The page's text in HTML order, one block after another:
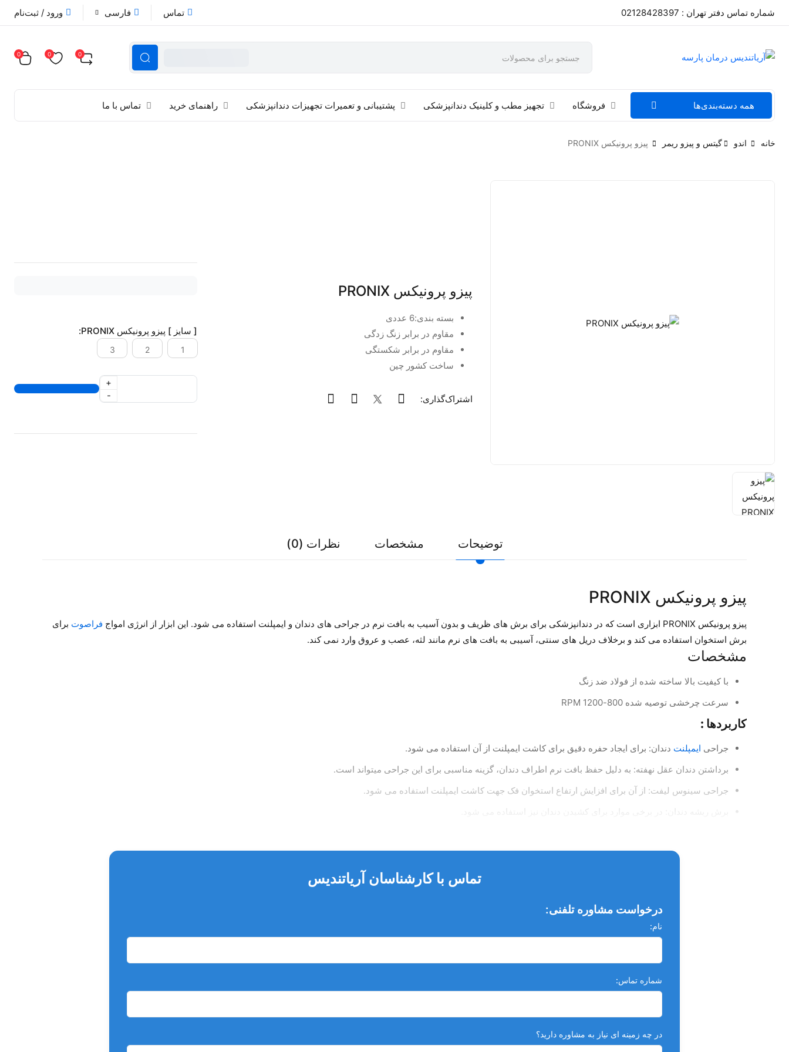
شماره تماس دفتر تهران : 02128428397 تماس فارسی ورود / ثبت‌نام
0
0
0
همه دسته‌بندی‌ها فروشگاه تجهیز مطب و کلینیک دندانپزشکی پشتیبانی و تعمیرات تجهیزات دندانپزشکی راهنمای خرید تماس با ما
خانه اندو گیتس و پیزو ریمر پیزو پرونیکس PRONIX
پیزو پرونیکس PRONIX
بسته بندی:6 عددی
مقاوم در برابر زنگ زدگی
مقاوم در برابر شکستگی
ساخت کشور چین
اشتراک‌گذاری:
[ سایز ] پیزو پرونیکس PRONIX:
1
2
3
-
+
توضیحات مشخصات نظرات (0)
پیزو پرونیکس PRONIX
پیزو پرونیکس PRONIX ابزاری است که در دندانپزشکی برای برش های ظریف و بدون آسیب به بافت نرم در جراحی های دندان و ایمپلنت استفاده می شود. این ابزار از انرژی امواج فراصوت برای
برش استخوان استفاده می کند و برخلاف دریل های سنتی، آسیبی به بافت های نرم مانند لثه، عصب و عروق وارد نمی کند.
مشخصات
با کیفیت بالا ساخته شده از فولاد ضد زنگ
سرعت چرخشی توصیه شده 800-1200 RPM
کاربردها :
جراحی ایمپلنت دندان: برای ایجاد حفره دقیق برای کاشت ایمپلنت از آن استفاده می شود.
برداشتن دندان عقل نهفته: به دلیل حفظ بافت نرم اطراف دندان، گزینه مناسبی برای این جراحی میتواند است.
جراحی سینوس لیفت: از آن برای افزایش ارتفاع استخوان فک جهت کاشت ایمپلنت استفاده می شود.
برش ریشه دندان: در برخی موارد برای کشیدن دندان نیز استفاده می شود.
استفاده از این ابزار باید توسط دندانپزشک متخصص و با مهارت انجام شود.
بعد از جراحی، رعایت بهداشت دهان و دندان اهمیت بسیار زیادی دارد.
تماس با کارشناسان آریاتندیس
درخواست مشاوره تلفنی:
نام:
شماره تماس:
در چه زمینه ای نیاز به مشاوره دارید؟